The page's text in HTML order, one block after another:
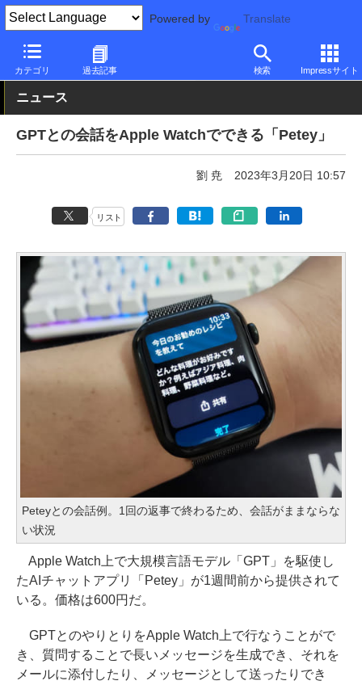
Powered by Translate
カテゴリ 過去記事 検索 Impressサイト
PC Watch 市場 AI
ニュース
GPTとの会話をApple Watchでできる「Petey」
劉 尭 2023年3月20日 10:57
リスト
Peteyとの会話例。1回の返事で終わるため、会話がままならな
い状況
Apple Watch上で大規模言語モデル「GPT」を駆使し
たAIチャットアプリ「Petey」が1週間前から提供されて
いる。価格は600円だ。
GPTとのやりとりをApple Watch上で行なうことがで
き、質問することで長いメッセージを生成でき、それを
メールに添付したり、メッセージとして送ったりでき